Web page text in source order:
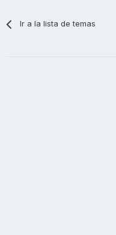
Ir a la lista de temas